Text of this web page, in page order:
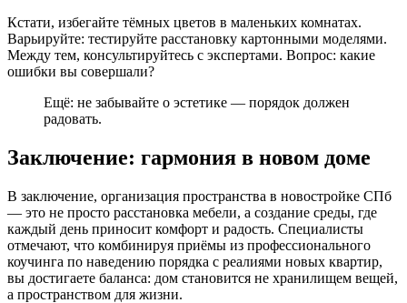
Кстати, избегайте тёмных цветов в маленьких комнатах.
Варьируйте: тестируйте расстановку картонными моделями.
Между тем, консультируйтесь с экспертами. Вопрос: какие
ошибки вы совершали?
Ещё: не забывайте о эстетике — порядок должен
радовать.
Заключение: гармония в новом доме
В заключение, организация пространства в новостройке СПб
— это не просто расстановка мебели, а создание среды, где
каждый день приносит комфорт и радость. Специалисты
отмечают, что комбинируя приёмы из профессионального
коучинга по наведению порядка с реалиями новых квартир,
вы достигаете баланса: дом становится не хранилищем вещей,
а пространством для жизни.